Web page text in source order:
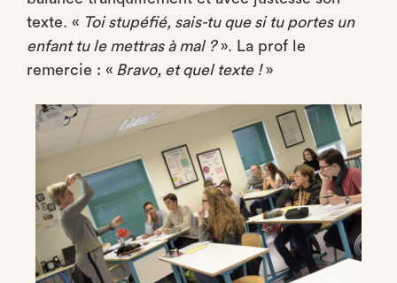
texte. « Toi stupéfié, sais-tu que si tu portes un
enfant tu le mettras à mal ?». La prof le
remercie : « Bravo, et quel texte !»